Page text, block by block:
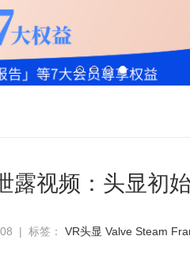
露视频：头显初
| 标签： VR头显 Valve Steam